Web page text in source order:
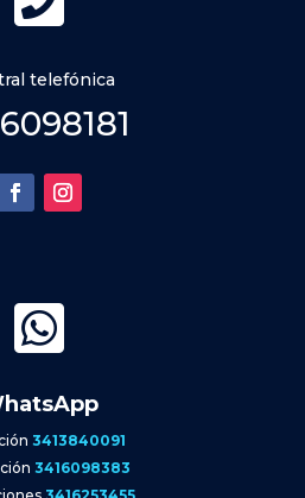
telefónica

3413840091
3416098383